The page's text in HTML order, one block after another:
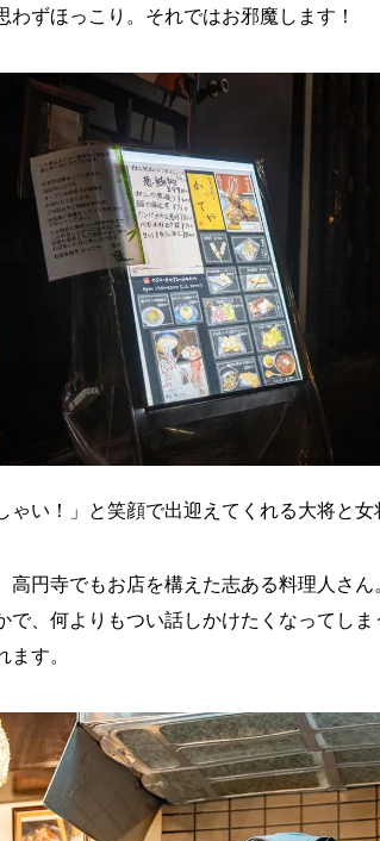
ずほっこり。それではお邪魔します！
い！」と笑顔で出迎えてくれる大将と女
円寺でもお店を構えた志ある料理人さん
、何よりもつい話しかけたくなってしま
す。